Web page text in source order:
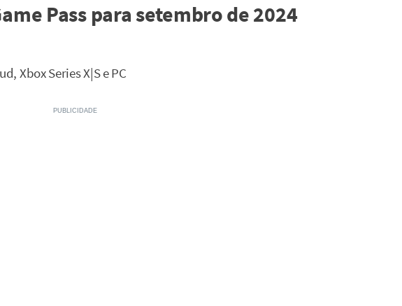
Pass para setembro de 2024
Xbox Series X|S e PC